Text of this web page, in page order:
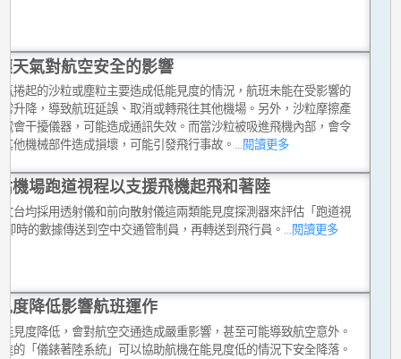
天氣對航空安全的影響
捲起的沙粒或塵粒主要造成低能見度的情況，航班未能在受影響的
升降，導致航班延誤、取消或轉飛往其他機場。另外，沙粒摩擦產
會干擾儀器，可能造成通訊失效。而當沙粒被吸進飛機內部，會令
他機械部件造成損壞，可能引發飛行事故。 ...閱讀更多
機場跑道視程以支援飛機起飛和著陸
台均採用透射儀和前向散射儀這兩類能見度探測器來評估「跑道視
即時的數據傳送到空中交通管制員，再轉送到飛行員。
...閱讀更多
度降低影響航班運作
見度降低，會對航空交通造成嚴重影響，甚至可能導致航空意外。
的「儀錶著陸系統」可以協助航機在能見度低的情況下安全降落。